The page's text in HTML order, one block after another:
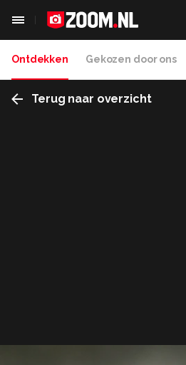
Ontdekken Gekozen door ons
Terug naar overzicht